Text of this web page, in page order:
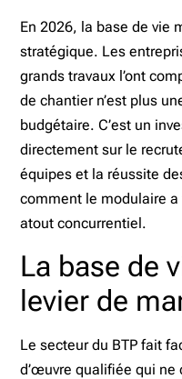
En 2026, la base de vie
stratégique. Les
grands travaux l’ont
de chantier n’est plus
budgétaire. C’est un
directement sur le
équipes et la réussite
comment le modulaire
atout concurrentiel.
La base de
levier de
Le secteur du BTP fait
d’œuvre qualifiée qui ne